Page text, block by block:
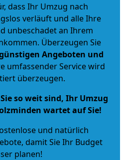
dass Ihr Umzug nach
verläuft und alle Ihre
unbeschadet an Ihrem
Überzeugen Sie
Angeboten und
umfassender Service wird
überzeugen.
so weit sind, Ihr Umzug
wartet auf Sie!
und natürlich
, damit Sie Ihr Budget
planen!